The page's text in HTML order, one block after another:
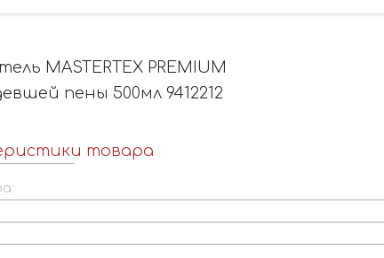
MASTERTEX PREMIUM
пены 500мл 9412212
товара